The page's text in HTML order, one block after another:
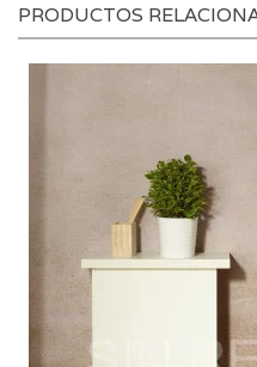
PRODUCTOS